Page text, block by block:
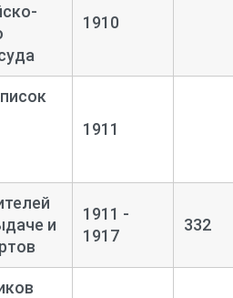
1910
1911
и
1911 -
1917
332